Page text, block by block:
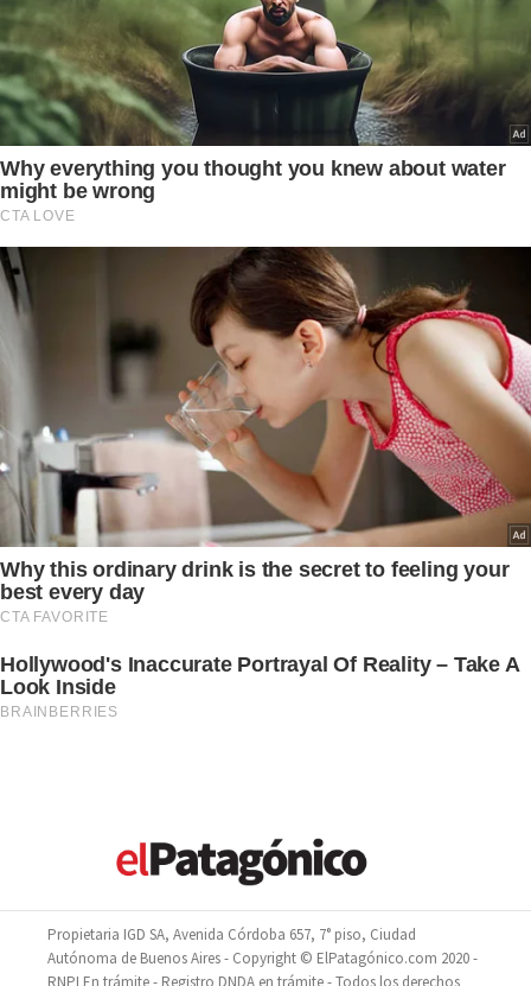
Propietaria IGD SA, Avenida Córdoba 657, 7° piso, Ciudad
Autónoma de Buenos Aires - Copyright © ElPatagónico.com 2020 -
RNPI En trámite - Registro DNDA en trámite - Todos los derechos